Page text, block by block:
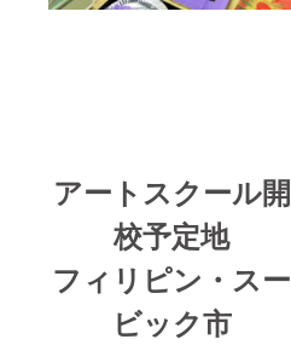
アートスクール開
校予定地
フィリピン・スー
ビック市